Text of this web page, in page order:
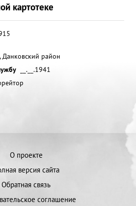
картотеке
Данковский район
__.__.1941
О проекте
версия сайта
Обратная связь
соглашение